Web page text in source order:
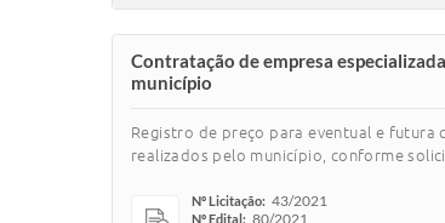
Contratação de empresa
município
Registro de preço para eventual e futura
realizados pelo município, conforme
Nº Licitação: 43/2021
Nº Edital: 80/2021